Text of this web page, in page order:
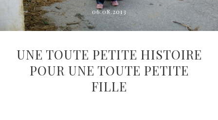
06.08.2013
UNE TOUTE PETITE HISTOIRE
POUR UNE TOUTE PETITE
FILLE